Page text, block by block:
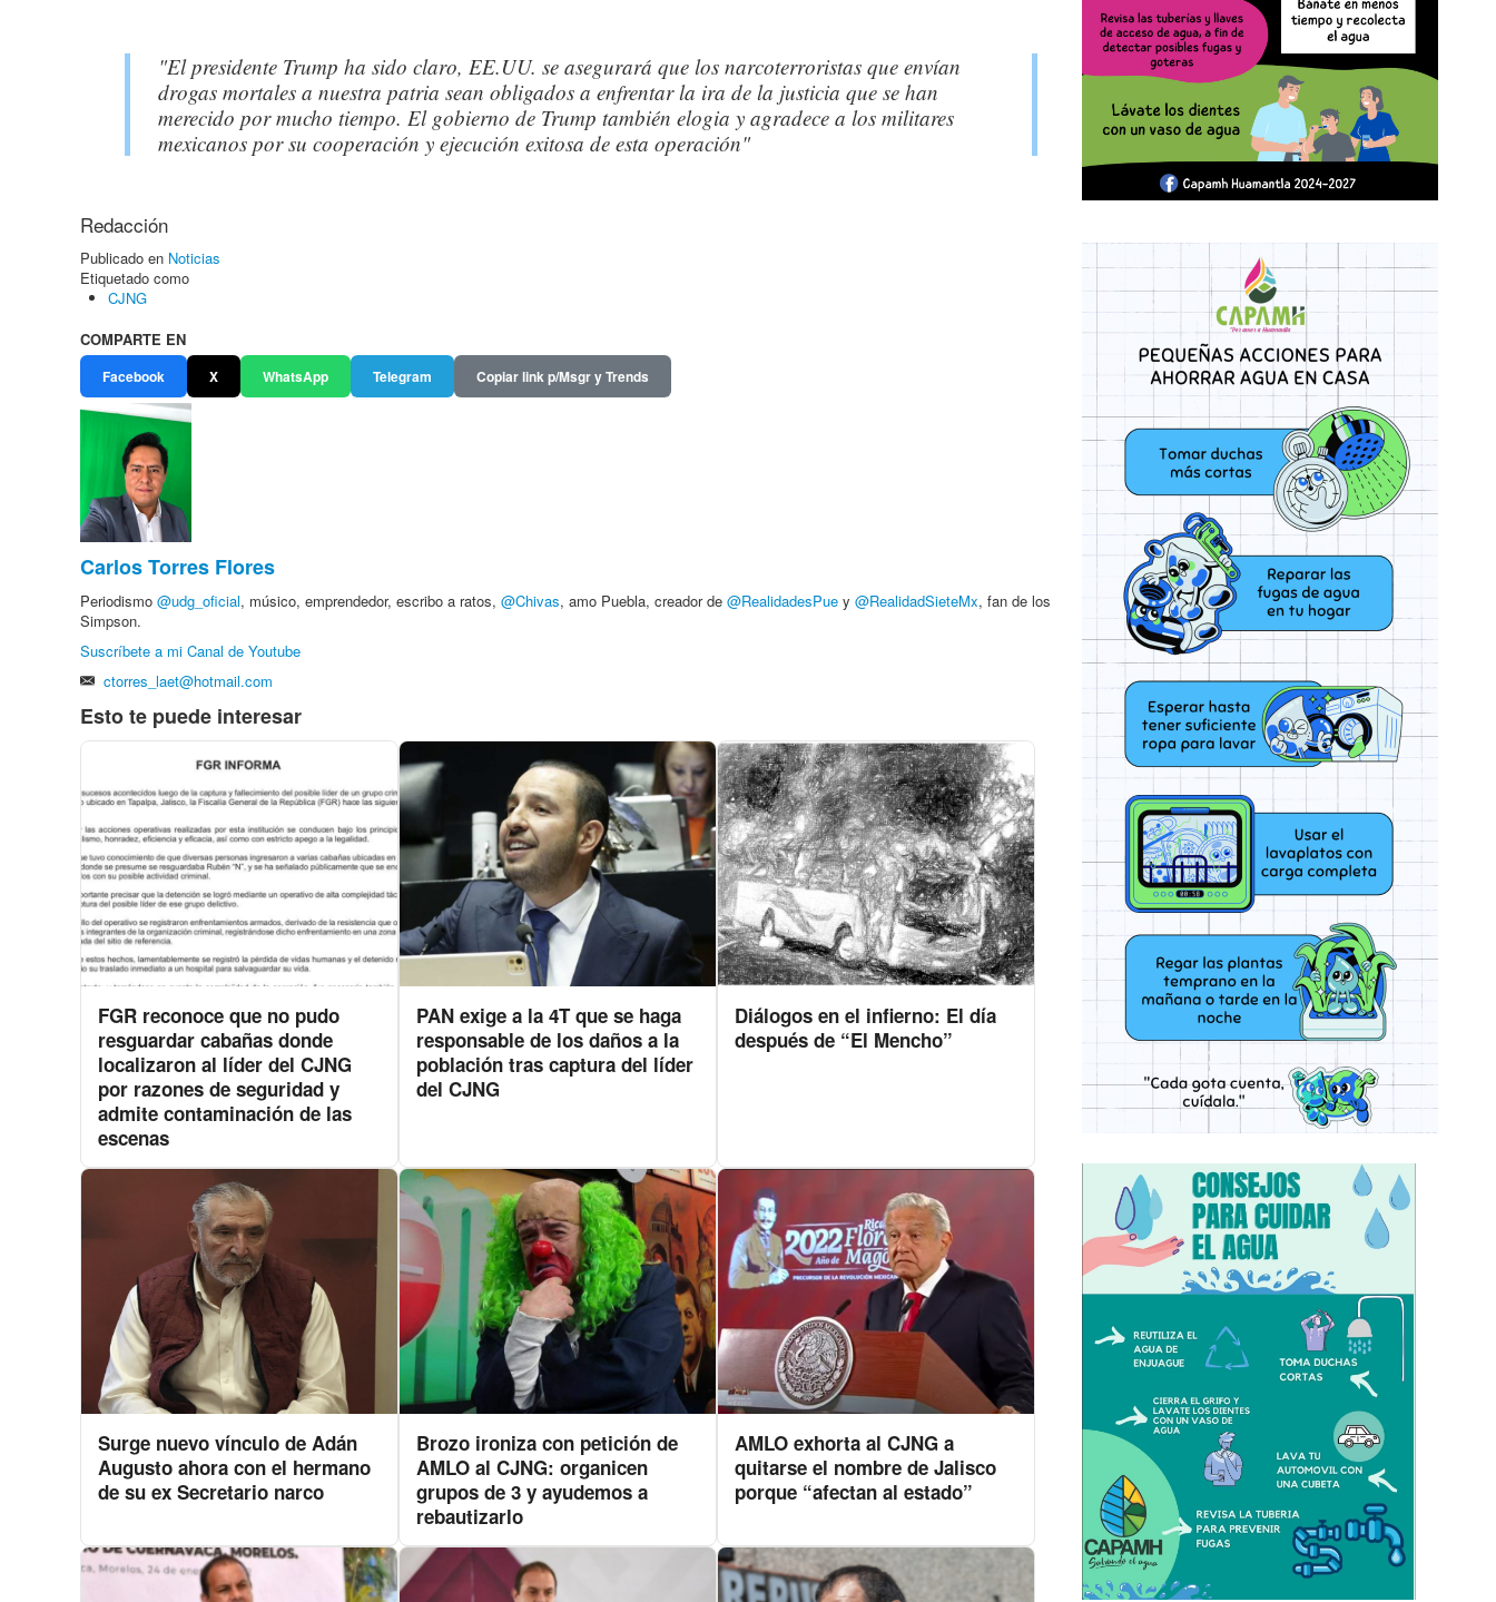
"El presidente Trump ha sido claro, EE.UU. se asegurará que los narcoterroristas que envían
drogas mortales a nuestra patria sean obligados a enfrentar la ira de la justicia que se han
merecido por mucho tiempo. El gobierno de Trump también elogia y agradece a los militares
mexicanos por su cooperación y ejecución exitosa de esta operación"
Redacción
Publicado en Noticias
Etiquetado como
CJNG
COMPARTE EN
Facebook X WhatsApp Telegram Copiar link p/Msgr y Trends
Carlos Torres Flores
Periodismo @udg_oficial, músico, emprendedor, escribo a ratos, @Chivas, amo Puebla, creador de @RealidadesPue y @RealidadSieteMx, fan de los
Simpson.
Suscríbete a mi Canal de Youtube
ctorres_laet@hotmail.com
Esto te puede interesar
FGR reconoce que no pudo
resguardar cabañas donde
localizaron al líder del CJNG
por razones de seguridad y
admite contaminación de las
escenas
PAN exige a la 4T que se haga
responsable de los daños a la
población tras captura del líder
del CJNG
Diálogos en el infierno: El día
después de “El Mencho”
Surge nuevo vínculo de Adán
Augusto ahora con el hermano
de su ex Secretario narco
Brozo ironiza con petición de
AMLO al CJNG: organicen
grupos de 3 y ayudemos a
rebautizarlo
AMLO exhorta al CJNG a
quitarse el nombre de Jalisco
porque “afectan al estado”